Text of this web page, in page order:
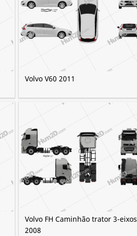
Volvo V60 2011
Volvo FH Caminhão trator 3-eixos
2008